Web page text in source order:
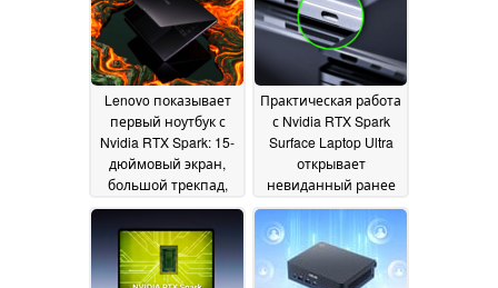
Lenovo показывает
первый ноутбук с
Nvidia RTX Spark: 15-
дюймовый экран,
большой трекпад,
слот для карт памяти
SD03 June 2026
Практическая работа
с Nvidia RTX Spark
Surface Laptop Ultra
открывает
невиданный ранее
порт USB-C03 June